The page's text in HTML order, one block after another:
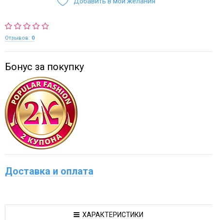
Отзывов: 0
Бонус за покупку
Доставка и оплата
ХАРАКТЕРИСТИКИ